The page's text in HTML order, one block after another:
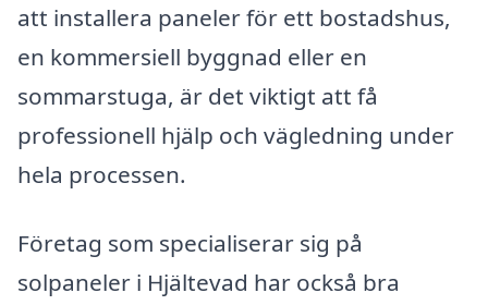
att installera paneler för ett bostadshus,
en kommersiell byggnad eller en
sommarstuga, är det viktigt att få
professionell hjälp och vägledning under
hela processen.
Företag som specialiserar sig på
solpaneler i Hjältevad har också bra